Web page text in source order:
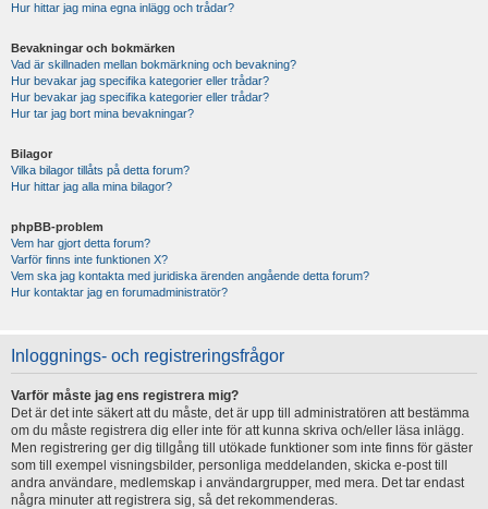
Hur hittar jag mina egna inlägg och trådar?
Bevakningar och bokmärken
Vad är skillnaden mellan bokmärkning och bevakning?
Hur bevakar jag specifika kategorier eller trådar?
Hur bevakar jag specifika kategorier eller trådar?
Hur tar jag bort mina bevakningar?
Bilagor
Vilka bilagor tillåts på detta forum?
Hur hittar jag alla mina bilagor?
phpBB-problem
Vem har gjort detta forum?
Varför finns inte funktionen X?
Vem ska jag kontakta med juridiska ärenden angående detta forum?
Hur kontaktar jag en forumadministratör?
Inloggnings- och registreringsfrågor
Varför måste jag ens registrera mig?
Det är det inte säkert att du måste, det är upp till administratören att bestämma
om du måste registrera dig eller inte för att kunna skriva och/eller läsa inlägg.
Men registrering ger dig tillgång till utökade funktioner som inte finns för gäster
som till exempel visningsbilder, personliga meddelanden, skicka e-post till
andra användare, medlemskap i användargrupper, med mera. Det tar endast
några minuter att registrera sig, så det rekommenderas.